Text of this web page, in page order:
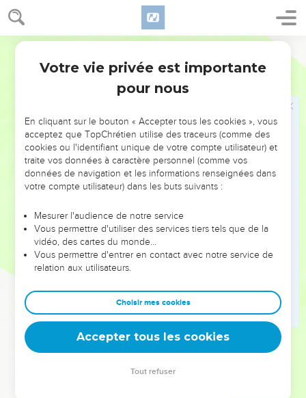
Jacques 4
loi, tu n’obéis plus à la loi, tu es son juge.
C’est Dieu seul qui donne la loi et qui est juge, lui seul
peut sauver et faire mourir. Mais toi qui juges ton prochain,
tu te prends pour qui ?
Maintenant, faites attention, vous qui dites : « Aujourd’hui
ou demain, nous irons dans cette ville, nous resterons là-bas
une année. Nous ferons du commerce, nous gagnerons de
l’argent. »
Pourtant, vous ne savez même pas comment vous vivrez
demain. Oui, vous êtes comme un petit nuage qui est là
quelques instants et qu’on ne voit plus ensuite.
Au contraire, vous devez dire : « Si le Seigneur le veut,
nous vivrons, et nous ferons ceci ou bien cela. »
d’orgueil. Se vanter de cette façon, c’est mauvais !
Celui qui sait faire le bien et ne le fait pas, se rend
coupable d’un péché.
© Société biblique française – Bibli’O, 2000, avec autorisation. Pour vous procurer
Votre vie privée est importante
pour nous
En cliquant sur le bouton « Accepter tous les cookies », vous
acceptez que TopChrétien utilise des traceurs (comme des
cookies ou l'identifiant unique de votre compte utilisateur) et
traite vos données à caractère personnel (comme vos
données de navigation et les informations renseignées dans
votre compte utilisateur) dans les buts suivants :
Mesurer l'audience de notre service
Vous permettre d'utiliser des services tiers tels que de la
vidéo, des cartes du monde…
Vous permettre d'entrer en contact avec notre service de
relation aux utilisateurs.
Choisir mes cookies
Accepter tous les cookies
Tout refuser